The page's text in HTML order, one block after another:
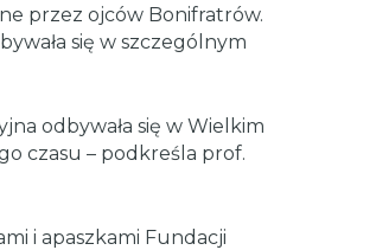
przez ojców Bonifratrów.
się w szczególnym
odbywała się w Wielkim
czasu – podkreśla prof.
i apaszkami Fundacji